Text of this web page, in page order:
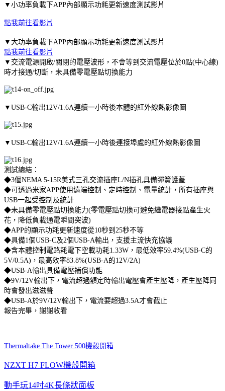
▼小功率負載下APP內部顯示功耗更新速度測試影片
點我前往看影片
▼大功率負載下APP內部顯示功耗更新速度測試影片
點我前往看影片
▼交流電源開啟/關閉的電壓波形，不會等到交流電壓位於0點(中心線)
時才接通/切斷，未具備零電壓點切換能力
▼USB-C輸出12V/1.6A連續一小時後本體的紅外線熱影像圖
▼USB-C輸出12V/1.6A連續一小時後連接埠處的紅外線熱影像圖
測試總結：
◆3個NEMA 5-15R美式三孔交流插座L/N插孔具備彈簧護蓋
◆可透過米家APP使用遠端控制、定時控制、電量統計，所有插座與
USB一起受控制及統計
◆未具備零電壓點切換能力(零電壓點切換可避免繼電器接點產生火
花，降低負載通電瞬間突波)
◆APP的顯示功耗更新速度從10秒到25秒不等
◆具備1個USB-C及2個USB-A輸出，支援主流快充協議
◆含本體控制電路耗電下空載功耗1.33W，最低效率59.4%(USB-C的
5V/0.5A)，最高效率83.8%(USB-A的12V/2A)
◆USB-A輸出具備電壓補償功能
◆9V/12V輸出下，電流超過額定時輸出電壓會產生壓降，產生壓降同
時會發出滋滋聲
◆USB-A於9V/12V輸出下，電流要超過3.5A才會截止
報告完畢，謝謝收看
Thermaltake The Tower 500機殼開箱
NZXT H7 FLOW機殼開箱
動手玩14吋4K長條狀面板